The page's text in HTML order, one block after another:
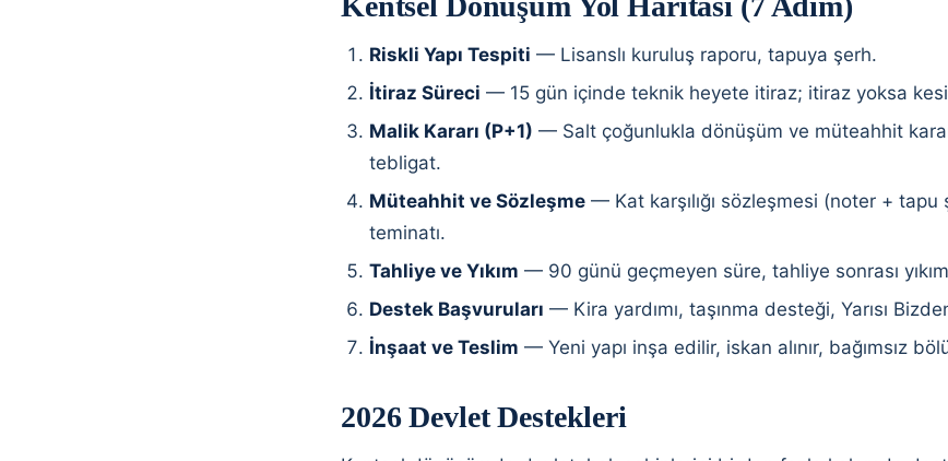
Riskli Yapı Tespiti — Lisanslı kuruluş raporu, tapuya şerh.
İtiraz Süreci — 15 gün içinde teknik heyete itiraz; itiraz yoksa
Malik Kararı (P+1) — Salt çoğunlukla dönüşüm ve müteahhit
tebligat.
Müteahhit ve Sözleşme — Kat karşılığı sözleşmesi (noter +
teminatı.
Tahliye ve Yıkım — 90 günü geçmeyen süre, tahliye sonrası
Destek Başvuruları — Kira yardımı, taşınma desteği, Yarısı
İnşaat ve Teslim — Yeni yapı inşa edilir, iskan alınır, bağımsız
2026 Devlet Destekleri